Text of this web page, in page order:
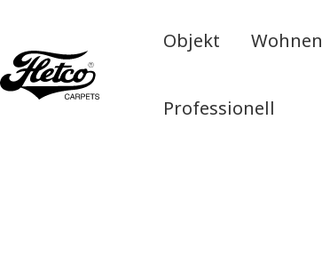
Objekt Wohnen
Professionell